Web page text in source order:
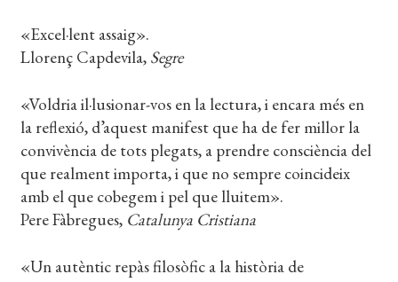
«Excel·lent assaig».
Llorenç Capdevila, Segre
«Voldria il·lusionar-vos en la lectura, i encara més en
la reflexió, d’aquest manifest que ha de fer millor la
convivència de tots plegats, a prendre consciència del
que realment importa, i que no sempre coincideix
amb el que cobegem i pel que lluitem».
Pere Fàbregues, Catalunya Cristiana
«Un autèntic repàs filosòfic a la història de